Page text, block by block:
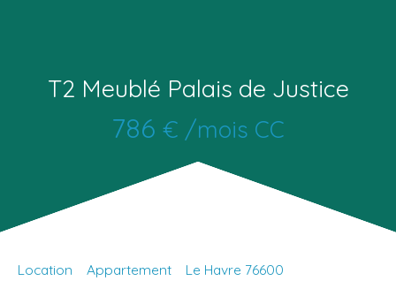
T2 Meublé Palais de Justice
786 € /mois CC
Location Appartement
Le Havre 76600